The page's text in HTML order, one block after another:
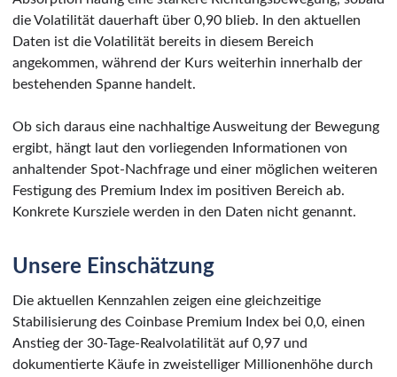
die Volatilität dauerhaft über 0,90 blieb. In den aktuellen
Daten ist die Volatilität bereits in diesem Bereich
angekommen, während der Kurs weiterhin innerhalb der
bestehenden Spanne handelt.
Ob sich daraus eine nachhaltige Ausweitung der Bewegung
ergibt, hängt laut den vorliegenden Informationen von
anhaltender Spot-Nachfrage und einer möglichen weiteren
Festigung des Premium Index im positiven Bereich ab.
Konkrete Kursziele werden in den Daten nicht genannt.
Unsere Einschätzung
Die aktuellen Kennzahlen zeigen eine gleichzeitige
Stabilisierung des Coinbase Premium Index bei 0,0, einen
Anstieg der 30-Tage-Realvolatilität auf 0,97 und
dokumentierte Käufe in zweistelliger Millionenhöhe durch